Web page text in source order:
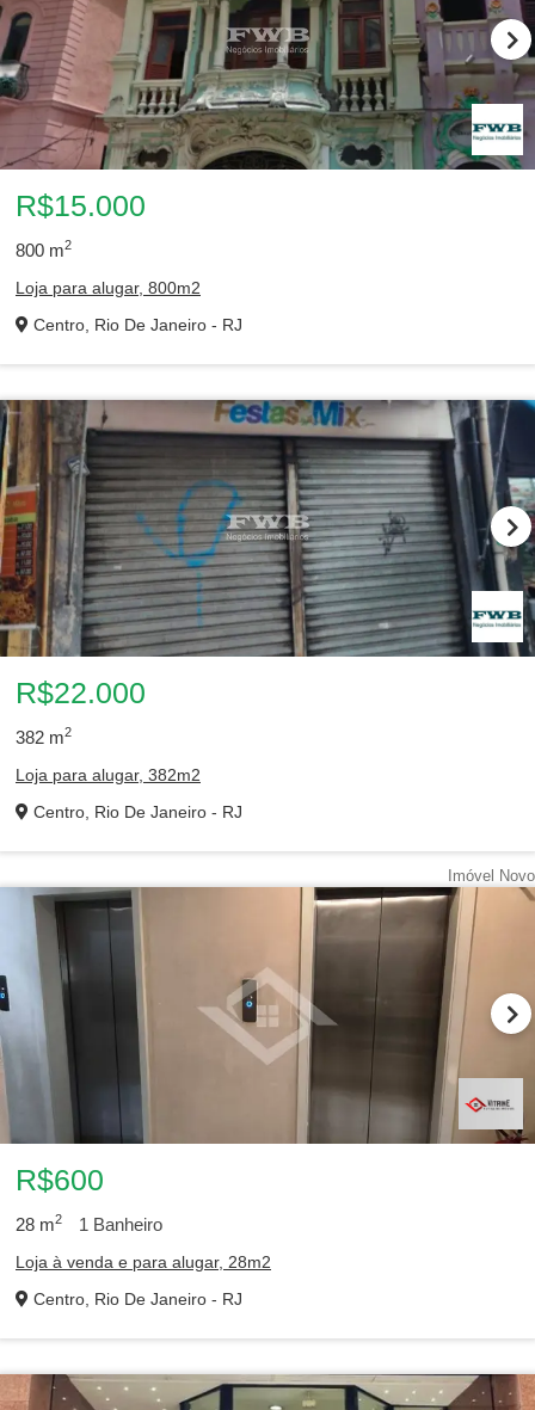
R$15.000
800 m2
Loja para alugar, 800m2
Centro, Rio De Janeiro - RJ
R$22.000
382 m2
Loja para alugar, 382m2
Centro, Rio De Janeiro - RJ
Imóvel Novo
R$600
28 m2 1 Banheiro
Loja à venda e para alugar, 28m2
Centro, Rio De Janeiro - RJ